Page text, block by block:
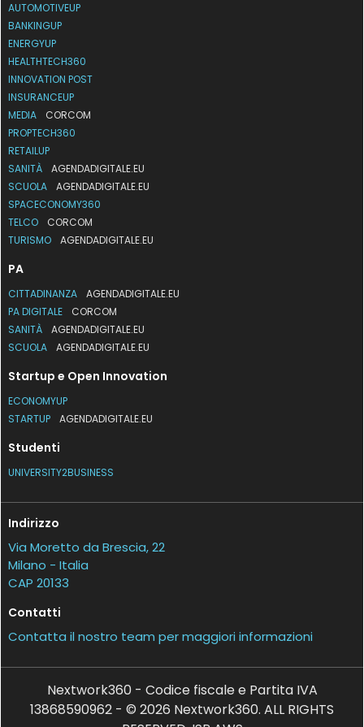
AUTOMOTIVEUP
BANKINGUP
ENERGYUP
HEALTHTECH360
INNOVATION POST
INSURANCEUP
MEDIA
CORCOM
PROPTECH360
RETAILUP
SANITÀ
AGENDADIGITALE.EU
SCUOLA
AGENDADIGITALE.EU
SPACECONOMY360
TELCO
CORCOM
TURISMO
AGENDADIGITALE.EU
PA
CITTADINANZA
AGENDADIGITALE.EU
PA DIGITALE
CORCOM
SANITÀ
AGENDADIGITALE.EU
SCUOLA
AGENDADIGITALE.EU
Startup e Open Innovation
ECONOMYUP
STARTUP
AGENDADIGITALE.EU
Studenti
UNIVERSITY2BUSINESS
Indirizzo
Via Moretto da Brescia, 22
Milano - Italia
CAP 20133
Contatti
Contatta il nostro team per maggiori informazioni
Nextwork360 - Codice fiscale e Partita IVA
13868590962 - © 2026 Nextwork360. ALL RIGHTS